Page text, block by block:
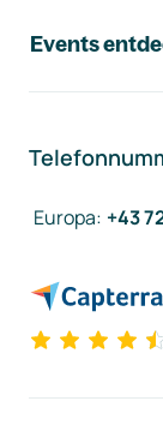
Events
Europa: +43